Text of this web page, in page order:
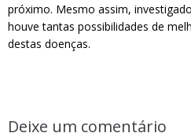
próximo. Mesmo assim,
houve tantas possibilidades de
destas doenças.
Deixe um comentário